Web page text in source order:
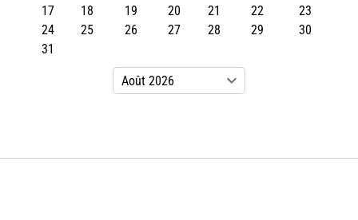
17
18 19 20 21 22
23
24
25 26 27 28 29
30
31